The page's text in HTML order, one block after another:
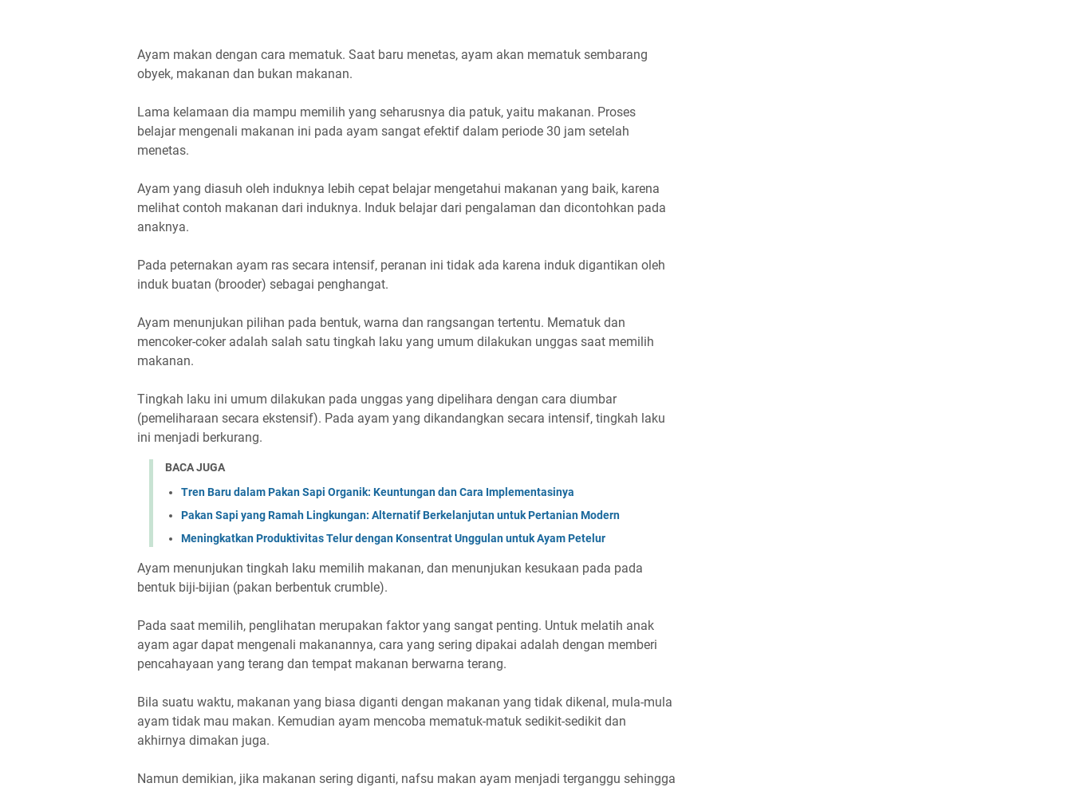
Ayam makan dengan cara mematuk. Saat baru menetas, ayam akan mematuk sembarang
obyek, makanan dan bukan makanan.
Lama kelamaan dia mampu memilih yang seharusnya dia patuk, yaitu makanan. Proses
belajar mengenali makanan ini pada ayam sangat efektif dalam periode 30 jam setelah
menetas.
Ayam yang diasuh oleh induknya lebih cepat belajar mengetahui makanan yang baik, karena
melihat contoh makanan dari induknya. Induk belajar dari pengalaman dan dicontohkan pada
anaknya.
Pada peternakan ayam ras secara intensif, peranan ini tidak ada karena induk digantikan oleh
induk buatan (brooder) sebagai penghangat.
Ayam menunjukan pilihan pada bentuk, warna dan rangsangan tertentu. Mematuk dan
mencoker-coker adalah salah satu tingkah laku yang umum dilakukan unggas saat memilih
makanan.
Tingkah laku ini umum dilakukan pada unggas yang dipelihara dengan cara diumbar
(pemeliharaan secara ekstensif). Pada ayam yang dikandangkan secara intensif, tingkah laku
ini menjadi berkurang.
BACA JUGA
Tren Baru dalam Pakan Sapi Organik: Keuntungan dan Cara Implementasinya
Pakan Sapi yang Ramah Lingkungan: Alternatif Berkelanjutan untuk Pertanian Modern
Meningkatkan Produktivitas Telur dengan Konsentrat Unggulan untuk Ayam Petelur
Ayam menunjukan tingkah laku memilih makanan, dan menunjukan kesukaan pada pada
bentuk biji-bijian (pakan berbentuk crumble).
Pada saat memilih, penglihatan merupakan faktor yang sangat penting. Untuk melatih anak
ayam agar dapat mengenali makanannya, cara yang sering dipakai adalah dengan memberi
pencahayaan yang terang dan tempat makanan berwarna terang.
Bila suatu waktu, makanan yang biasa diganti dengan makanan yang tidak dikenal, mula-mula
ayam tidak mau makan. Kemudian ayam mencoba mematuk-matuk sedikit-sedikit dan
akhirnya dimakan juga.
Namun demikian, jika makanan sering diganti, nafsu makan ayam menjadi terganggu sehingga